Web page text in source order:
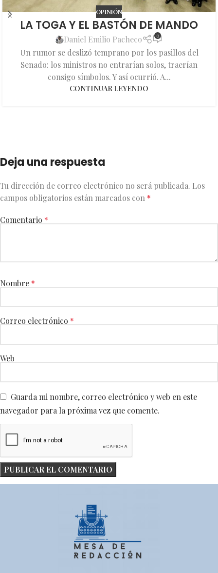
OPINIÓN
LA TOGA Y EL BASTÓN DE MANDO
Daniel Emilio Pacheco 0
Un rumor se deslizó temprano por los pasillos del
Senado: los ministros no entrarían solos, traerían
consigo símbolos. Y así ocurrió. A...
CONTINUAR LEYENDO
Deja una respuesta
Tu dirección de correo electrónico no será publicada. Los
campos obligatorios están marcados con *
Comentario *
Nombre *
Correo electrónico *
Web
Guarda mi nombre, correo electrónico y web en este
navegador para la próxima vez que comente.